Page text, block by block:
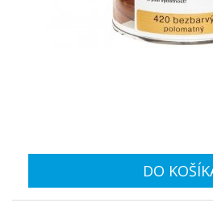
DO